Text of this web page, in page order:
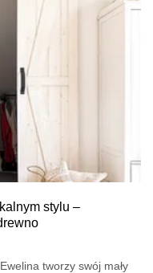
stylu –
tworzy swój mały